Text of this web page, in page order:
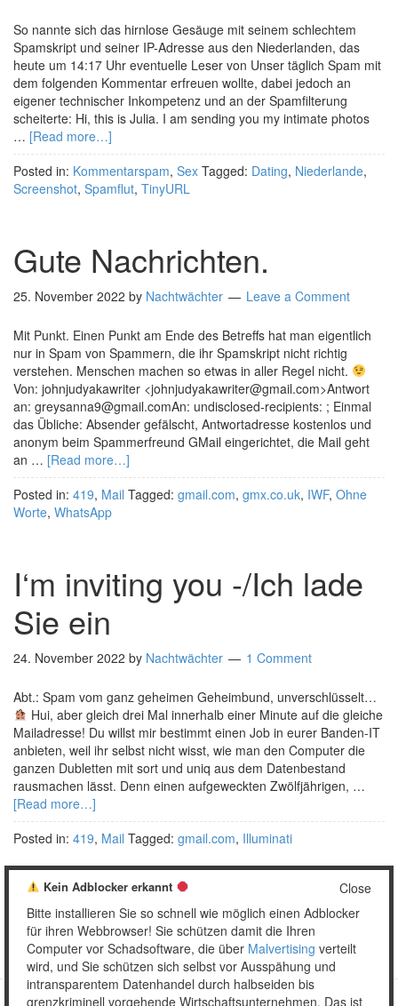
So nannte sich das hirnlose Gesäuge mit seinem schlechtem
Spamskript und seiner IP-Adresse aus den Niederlanden, das
heute um 14:17 Uhr eventuelle Leser von Unser täglich Spam mit
dem folgenden Kommentar erfreuen wollte, dabei jedoch an
eigener technischer Inkompetenz und an der Spamfilterung
scheiterte: Hi, this is Julia. I am sending you my intimate photos
… [Read more…]
Posted in: Kommentarspam, Sex Tagged: Dating, Niederlande,
Screenshot, Spamflut, TinyURL
Gute Nachrichten.
25. November 2022 by Nachtwächter Leave a Comment
Mit Punkt. Einen Punkt am Ende des Betreffs hat man eigentlich
nur in Spam von Spammern, die ihr Spamskript nicht richtig
verstehen. Menschen machen so etwas in aller Regel nicht.
Von: johnjudyakawriter <johnjudyakawriter@gmail.com>Antwort
an: greysanna9@gmail.comAn: undisclosed-recipients: ; Einmal
das Übliche: Absender gefälscht, Antwortadresse kostenlos und
anonym beim Spammerfreund GMail eingerichtet, die Mail geht
an … [Read more…]
Posted in: 419, Mail Tagged: gmail.com, gmx.co.uk, IWF, Ohne
Worte, WhatsApp
I‘m inviting you -/Ich lade
Sie ein
24. November 2022 by Nachtwächter 1 Comment
Abt.: Spam vom ganz geheimen Geheimbund, unverschlüsselt…
Hui, aber gleich drei Mal innerhalb einer Minute auf die gleiche
Mailadresse! Du willst mir bestimmt einen Job in eurer Banden-IT
anbieten, weil ihr selbst nicht wisst, wie man den Computer die
ganzen Dubletten mit sort und uniq aus dem Datenbestand
rausmachen lässt. Denn einen aufgeweckten Zwölfjährigen, …
[Read more…]
Posted in: 419, Mail Tagged: gmail.com, Illuminati
1 2 … 5 Weiter »
Close
Kein Adblocker erkannt
Bitte installieren Sie so schnell wie möglich einen Adblocker
für ihren Webbrowser! Sie schützen damit die Ihren
Computer vor Schadsoftware, die über Malvertising verteilt
wird, und Sie schützen sich selbst vor Ausspähung und
intransparentem Datenhandel durch halbseiden bis
grenzkriminell vorgehende Wirtschaftsunternehmen. Das ist